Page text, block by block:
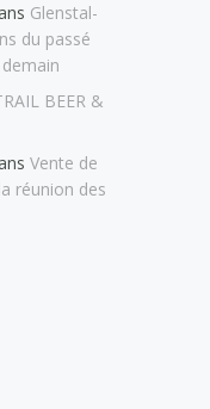
Glenstal-
du passé
BEER &
Vente de
réunion des